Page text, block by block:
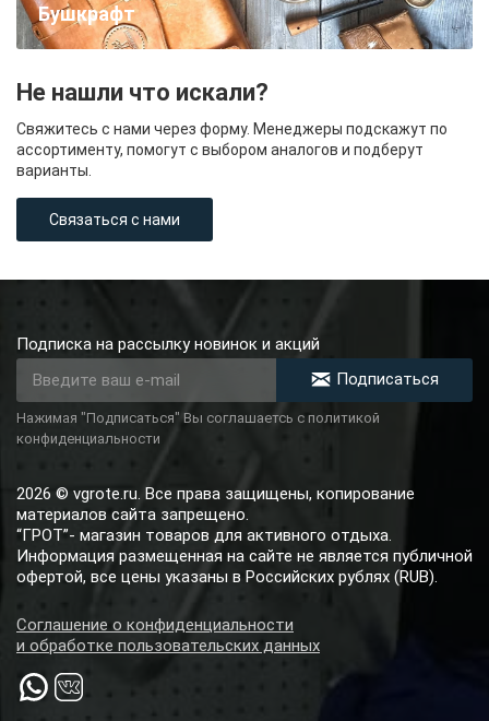
Бушкрафт
Не нашли что искали?
Свяжитесь с нами через форму. Менеджеры подскажут по
ассортименту, помогут с выбором аналогов и подберут
варианты.
Связаться с нами
Подписка на рассылку новинок и акций
Подписаться
Нажимая "Подписаться" Вы соглашаетсь с политикой
конфиденциальности
2026 © vgrote.ru. Все права защищены, копирование
материалов сайта запрещено.
“ГРОТ”- магазин товаров для активного отдыха.
Информация размещенная на сайте не является публичной
офертой, все цены указаны в Российских рублях (RUB).
Соглашение о конфиденциальности
и обработке пользовательских данных